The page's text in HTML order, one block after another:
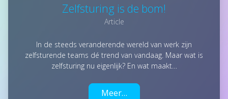
Zelfsturing is de bom!
Article
In de steeds veranderende wereld van werk zijn
zelfsturende teams dé trend van vandaag. Maar wat is
zelfsturing nu eigenlijk? En wat maakt…
Meer…